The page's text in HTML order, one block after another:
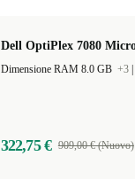
Dell OptiPlex 7080
Dimensione RAM 8.0 GB +3
322,75 € 909,00 € (Nuovo)